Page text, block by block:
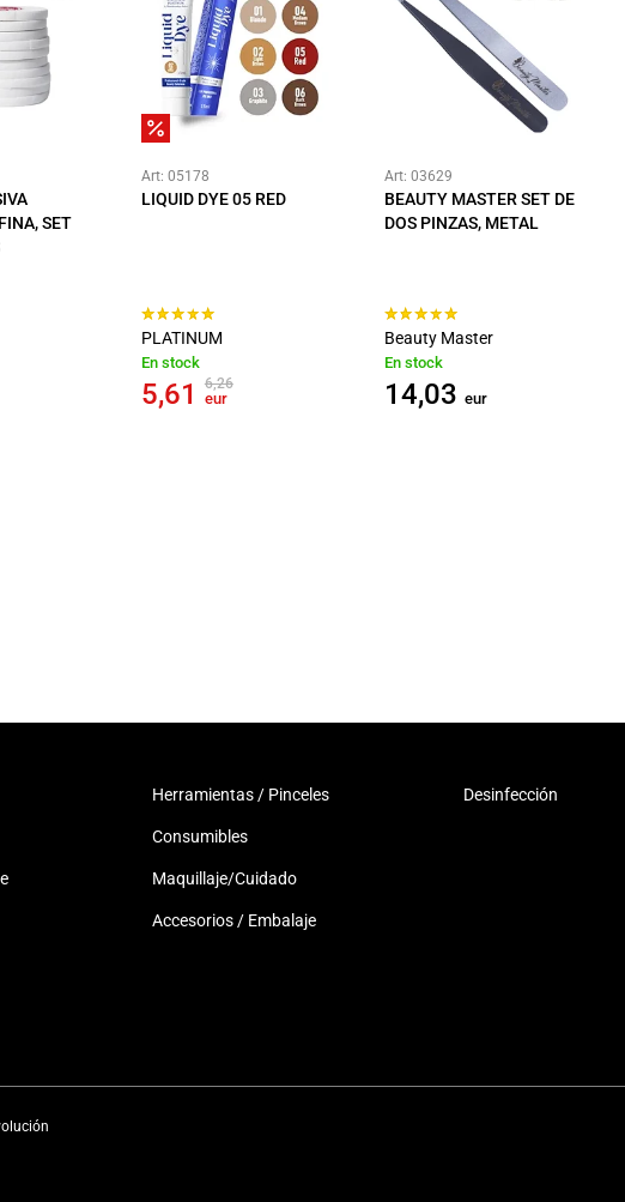
SET
Art: 05178
LIQUID DYE 05 RED
PLATINUM
En stock
5,61 6,26
eur
Art: 03629
BEAUTY MASTER SET DE
DOS PINZAS, METAL
Beauty Master
En stock
14,03 eur
Herramientas / Pinceles
Consumibles
Maquillaje/Cuidado
Accesorios / Embalaje
Desinfección